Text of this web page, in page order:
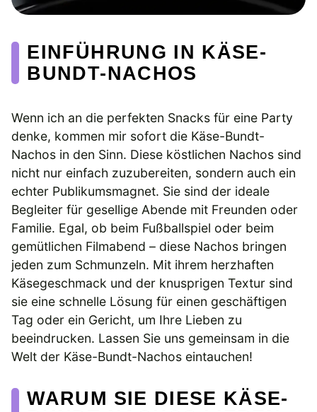
EINFÜHRUNG IN KÄSE-
BUNDT-NACHOS
Wenn ich an die perfekten Snacks für eine Party
denke, kommen mir sofort die Käse-Bundt-
Nachos in den Sinn. Diese köstlichen Nachos sind
nicht nur einfach zuzubereiten, sondern auch ein
echter Publikumsmagnet. Sie sind der ideale
Begleiter für gesellige Abende mit Freunden oder
Familie. Egal, ob beim Fußballspiel oder beim
gemütlichen Filmabend – diese Nachos bringen
jeden zum Schmunzeln. Mit ihrem herzhaften
Käsegeschmack und der knusprigen Textur sind
sie eine schnelle Lösung für einen geschäftigen
Tag oder ein Gericht, um Ihre Lieben zu
beeindrucken. Lassen Sie uns gemeinsam in die
Welt der Käse-Bundt-Nachos eintauchen!
WARUM SIE DIESE KÄSE-